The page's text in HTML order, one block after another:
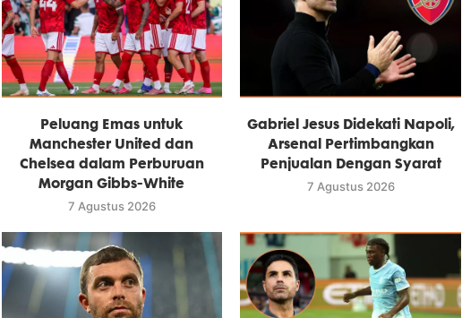
Peluang Emas untuk
Manchester United dan
Chelsea dalam Perburuan
Morgan Gibbs-White
7 Agustus 2026
Gabriel Jesus Didekati Napoli,
Arsenal Pertimbangkan
Penjualan Dengan Syarat
7 Agustus 2026